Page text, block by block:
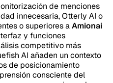
de menciones
innecesaria, Otterly AI o
o superiores aAmionai
y funciones
competitivo más
AI añaden un contexto
de posicionamiento
consciente del